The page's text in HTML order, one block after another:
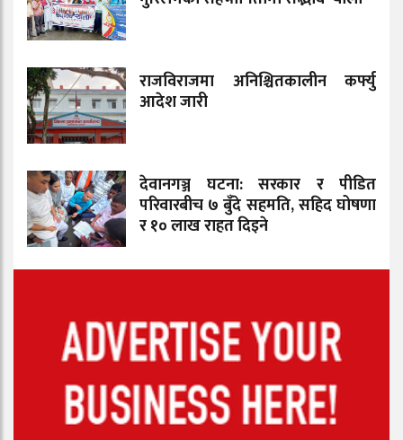
राजविराजमा अनिश्चितकालीन कर्फ्यु
आदेश जारी
देवानगञ्ज घटना: सरकार र पीडित
परिवारबीच ७ बुँदे सहमति, सहिद घोषणा
र १० लाख राहत दिइने